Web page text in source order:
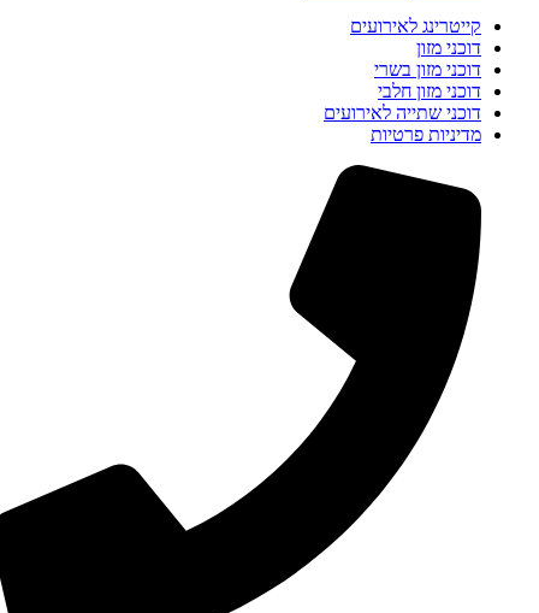
קייטרינג לאירועים
דוכני מזון
דוכני מזון בשרי
דוכני מזון חלבי
דוכני שתייה לאירועים
מדיניות פרטיות